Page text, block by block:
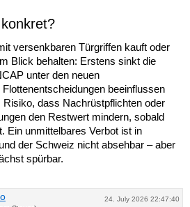
versenkbaren Türgriffen kauft oder
Blick behalten: Erstens sinkt die
unter den neuen
beeinflussen
dass Nachrüstpflichten oder
den Restwert mindern, sobald
Ein unmittelbares Verbot ist in
der Schweiz nicht absehbar – aber
spürbar.
24. July 2026 22:47:40